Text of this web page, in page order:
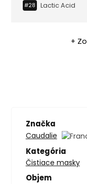
#28 Lactic Acid
+
Značka
Caudalie
Kategória
Čistiace masky
Objem